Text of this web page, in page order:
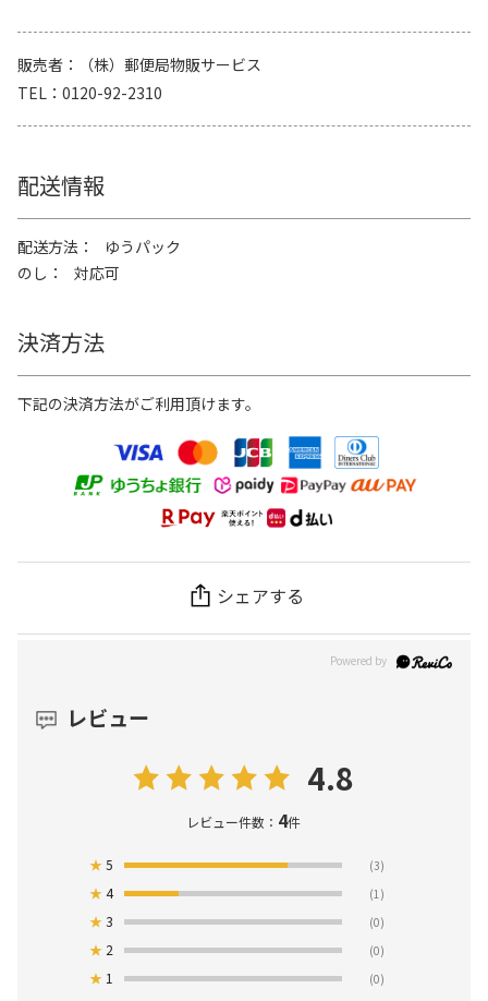
販売者
（株）郵便局物販サービス
TEL
0120-92-2310
配送情報
配送方法
ゆうパック
のし
対応可
決済方法
下記の決済方法がご利用頂けます。
シェアする
レビュー
4.8
レビュー件数： 4件
★5 (3)
★4 (1)
★3 (0)
★ 2 (0)
★ 1 (0)